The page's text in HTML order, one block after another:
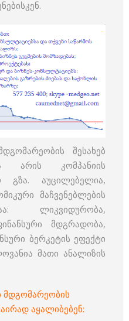
შესახებ
არის კომპანიის
გზა. აუცილებელია,
მაჩვენებლების
ლიკვიდურობა,
მდგრადობა,
ბერკეტის ეფექტი
მათი ანალიზის
მდგომარეობის
აყალიბებენ: